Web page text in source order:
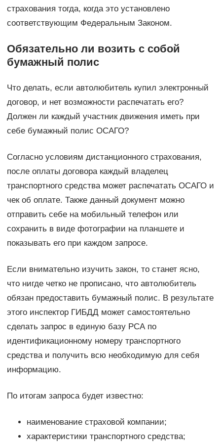
страхования тогда, когда это установлено
соответствующим Федеральным Законом.
Обязательно ли возить с собой
бумажный полис
Что делать, если автолюбитель купил электронный
договор, и нет возможности распечатать его?
Должен ли каждый участник движения иметь при
себе бумажный полис ОСАГО?
Согласно условиям дистанционного страхования,
после оплаты договора каждый владелец
транспортного средства может распечатать ОСАГО и
чек об оплате. Также данный документ можно
отправить себе на мобильный телефон или
сохранить в виде фотографии на планшете и
показывать его при каждом запросе.
Если внимательно изучить закон, то станет ясно,
что нигде четко не прописано, что автолюбитель
обязан предоставить бумажный полис. В результате
этого инспектор ГИБДД может самостоятельно
сделать запрос в единую базу РСА по
идентификационному номеру транспортного
средства и получить всю необходимую для себя
информацию.
По итогам запроса будет известно:
наименование страховой компании;
характеристики транспортного средства;